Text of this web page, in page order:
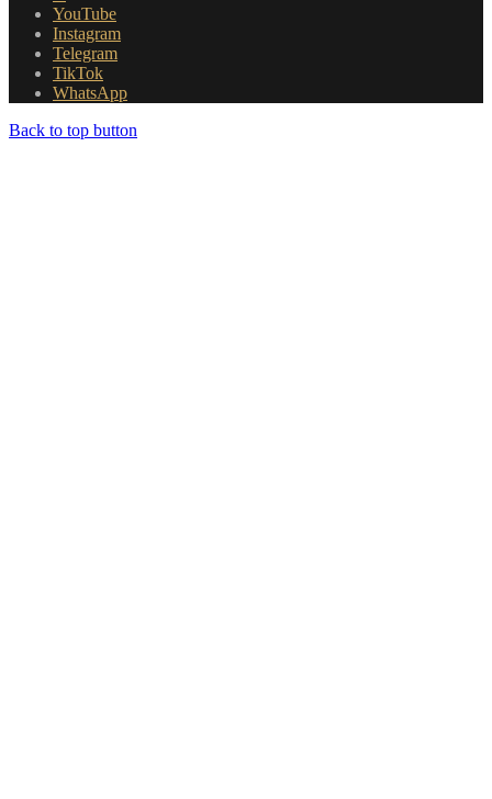
YouTube
Instagram
Telegram
TikTok
WhatsApp
Back to top button